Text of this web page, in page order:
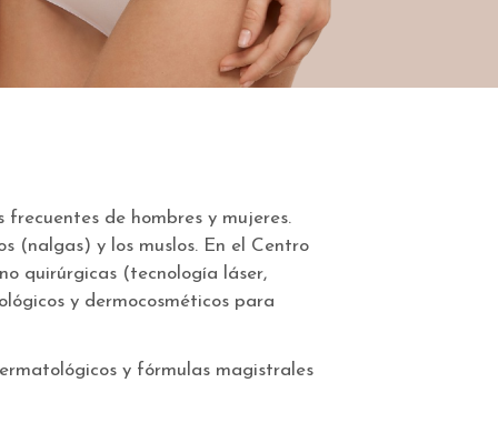
de hombres y mujeres.
(nalgas) y los muslos. En el Centro
quirúrgicas (tecnología láser,
y dermocosméticos para
y fórmulas magistrales